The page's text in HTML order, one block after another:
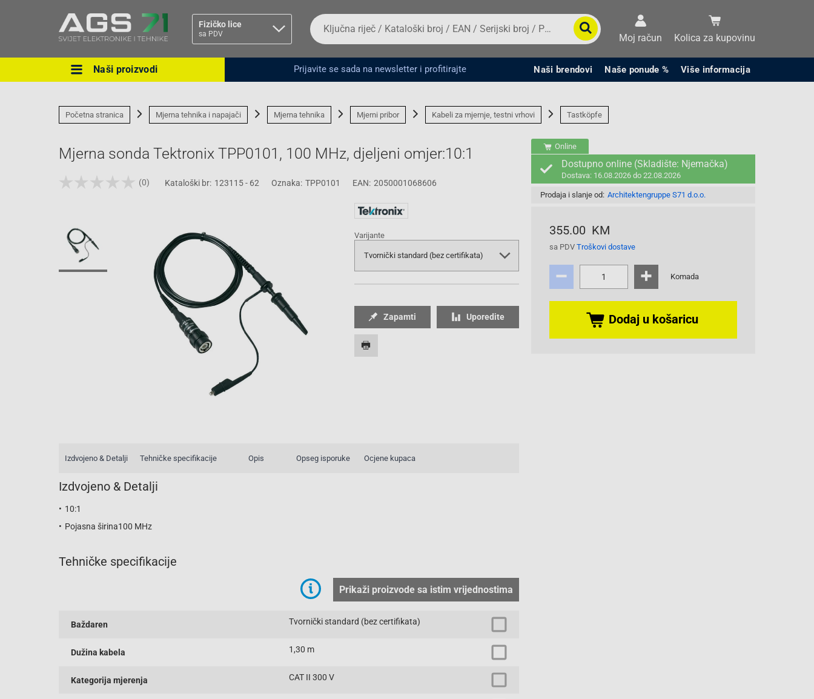
Fizičko lice
sa PDV
Ova postavka prilagođava asortiman proizvoda i
Pravno lice Fizičko lice
Da
biste
potražili
proizvod,
unesite
broj,
EAN
serijski
broj
Moj račun Kolica za kupovinu
Naši proizvodi Prijavite se sada na newsletter i profitirajte Naši brendovi Naše ponude % Više informacija
Početna stranica Mjerna tehnika i napajači Mjerna tehnika Mjerni pribor Kabeli za mjernje, testni vrhovi Tastköpfe
Mjerna sonda Tektronix TPP0101, 100 MHz, djeljeni omjer:10:1
(0) Kataloški br: 123115 - 62 Oznaka: TPP0101 EAN: 2050001068606
Online
Dostupno online (Skladište: Njemačka)
Dostava: 16.08.2026 do 22.08.2026
Prodaja i slanje od: Architektengruppe S71 d.o.o.
355.00 KM
sa PDV Troškovi dostave
Komada
Dodaj u košaricu
Varijante
Zapamti Uporedite
Izdvojeno & Detalji Tehničke specifikacije Opis Opseg isporuke Ocjene kupaca
Izdvojeno & Detalji
10:1
Pojasna širina100 MHz
Tehničke specifikacije
Prikaži proizvode sa istim vrijednostima
Baždaren Tvornički standard (bez certifikata)
Dužina kabela 1,30 m
Kategorija mjerenja CAT II 300 V